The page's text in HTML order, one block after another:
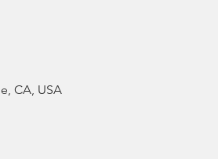
CA, USA